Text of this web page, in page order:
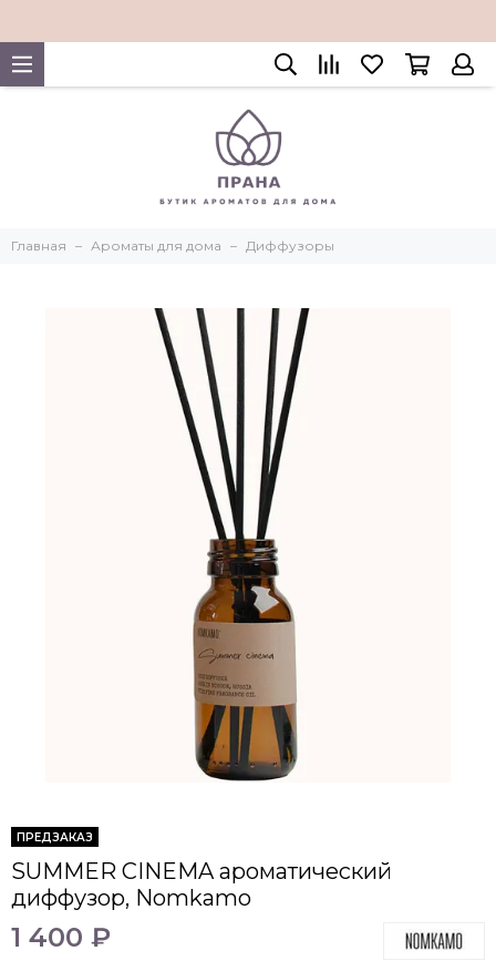
Главная Ароматы для дома Диффузоры
ПРЕДЗАКАЗ
SUMMER CINEMA ароматический
диффузор, Nomkamo
1 400 ₽